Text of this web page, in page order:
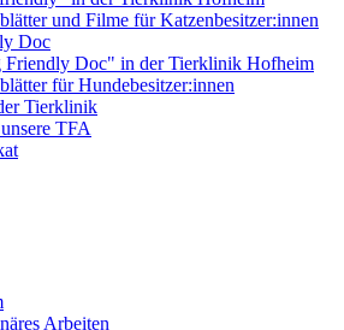
und Filme für Katzenbesitzer:innen
Doc
Friendly Doc" in der Tierklinik Hofheim
für Hundebesitzer:innen
Tierklinik
TFA
Arbeiten